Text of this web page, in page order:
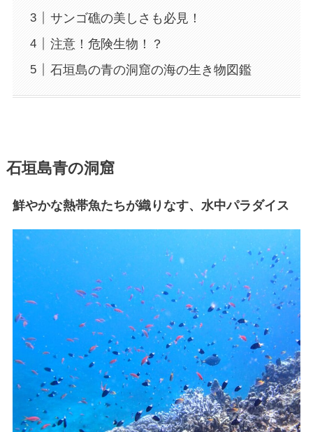
サンゴ礁の美しさも必見！
注意！危険生物！？
石垣島の青の洞窟の海の生き物図鑑
石垣島青の洞窟
鮮やかな熱帯魚たちが織りなす、水中パラダイス